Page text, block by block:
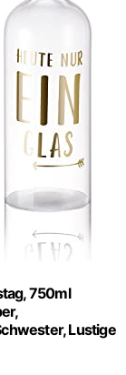
750ml
Lustige